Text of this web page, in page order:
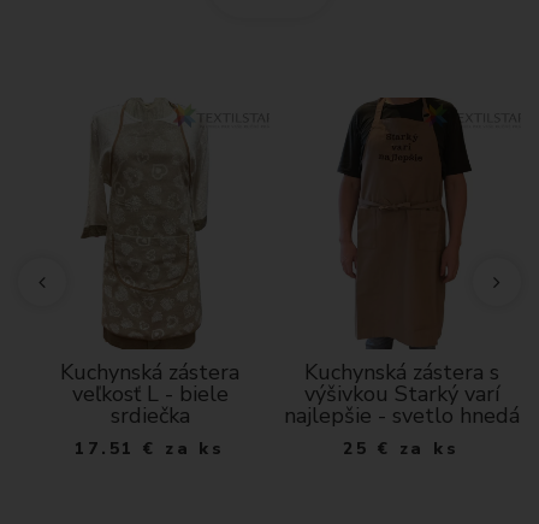
Kuchynská zástera
veľkosť L - biele
srdiečka
17.51 € za ks
Kuchynská zástera s
výšivkou Starký varí
najlepšie - svetlo hnedá
25 € za ks